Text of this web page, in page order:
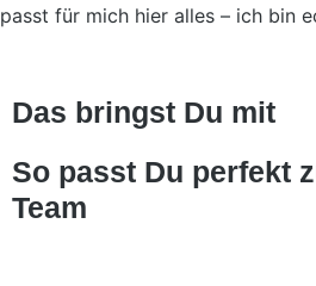
passt für mich hier alles – ich bin
Das bringst Du mit
So passt Du perfekt
Team